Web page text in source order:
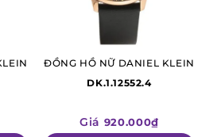
ĐỒNG HỒ NỮ DANIEL KLEIN
DK.1.12552.4
Giá 920.000₫